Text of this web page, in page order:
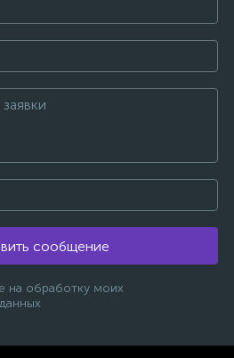
сообщение
на обработку моих